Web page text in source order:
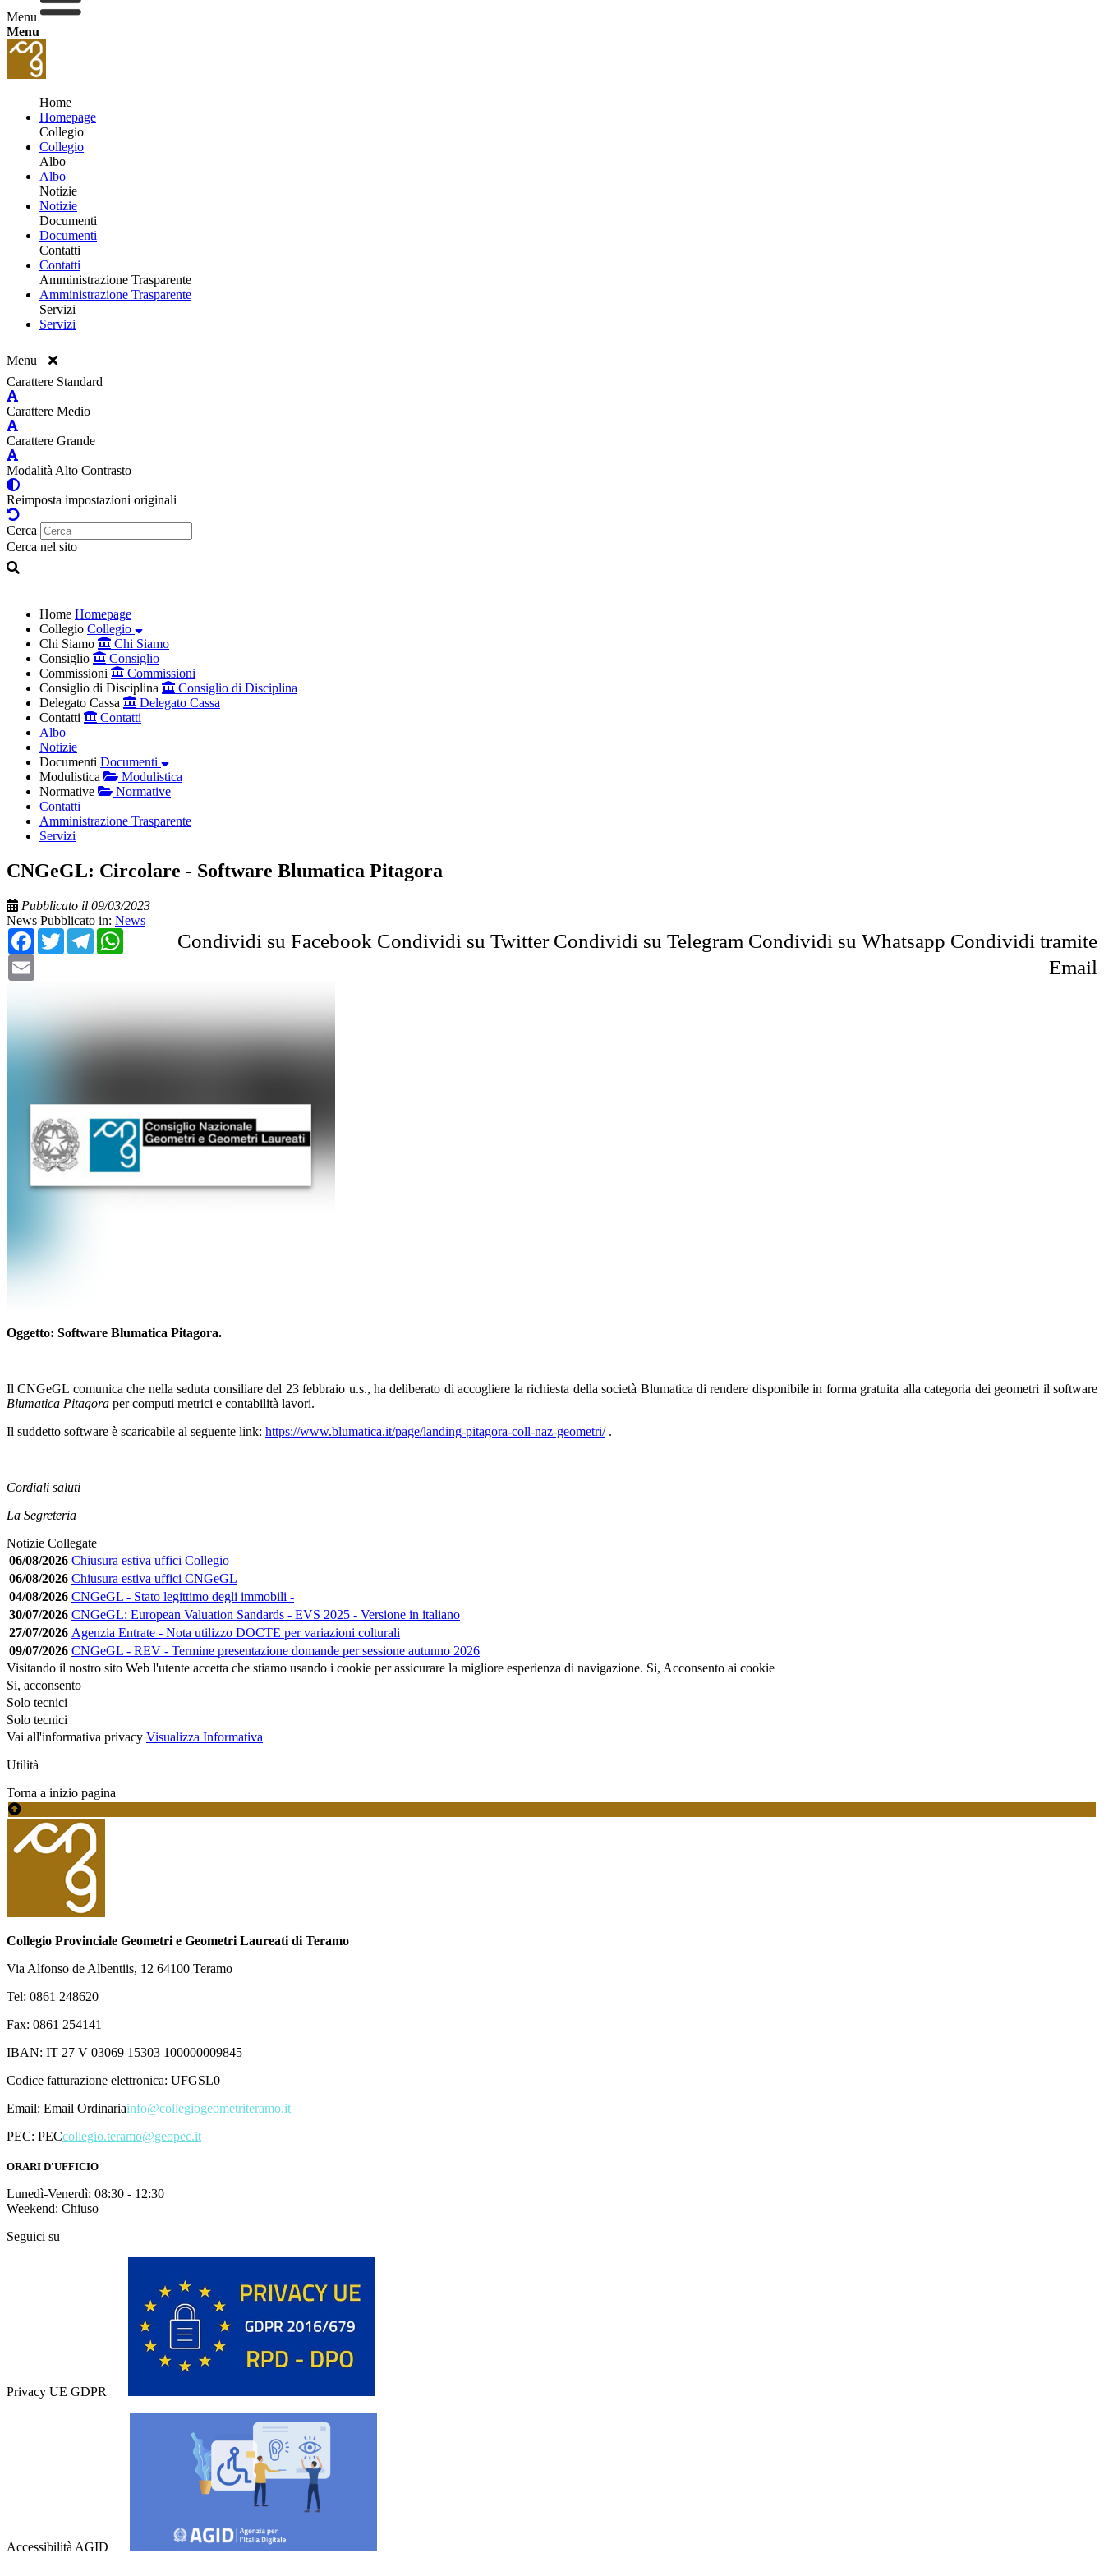
Menu
Menu
Home
Homepage
Collegio
Collegio
Albo
Albo
Notizie
Notizie
Documenti
Documenti
Contatti
Contatti
Amministrazione Trasparente
Amministrazione Trasparente
Servizi
Servizi
Menu
Carattere Standard
Carattere Medio
Carattere Grande
Modalità Alto Contrasto
Reimposta impostazioni originali
Cerca
Cerca nel sito
Home Homepage
Collegio Collegio
Chi Siamo
Chi Siamo
Consiglio
Consiglio
Commissioni
Commissioni
Consiglio di Disciplina
Consiglio di Disciplina
Delegato Cassa
Delegato Cassa
Contatti
Contatti
Albo
Notizie
Documenti Documenti
Modulistica
Modulistica
Normative
Normative
Contatti
Amministrazione Trasparente
Servizi
CNGeGL: Circolare - Software Blumatica Pitagora
Pubblicato il 09/03/2023
News Pubblicato in: News
Condividi su Facebook
Facebook Condividi su Twitter
Twitter Condividi su Telegram
Telegram Condividi su Whatsapp
WhatsApp
Condividi tramite
Email
Email
Oggetto: Software Blumatica Pitagora.
Il CNGeGL comunica che nella seduta consiliare del 23 febbraio u.s., ha deliberato di accogliere la richiesta della società Blumatica di rendere disponibile in forma gratuita alla categoria dei geometri il software
Blumatica Pitagora per computi metrici e contabilità lavori.
Il suddetto software è scaricabile al seguente link: https://www.blumatica.it/page/landing-pitagora-coll-naz-geometri/.
Cordiali saluti
La Segreteria
Notizie Collegate
06/08/2026 Chiusura estiva uffici Collegio
06/08/2026 Chiusura estiva uffici CNGeGL
04/08/2026 CNGeGL - Stato legittimo degli immobili -
30/07/2026 CNGeGL: European Valuation Sandards - EVS 2025 - Versione in italiano
27/07/2026 Agenzia Entrate - Nota utilizzo DOCTE per variazioni colturali
09/07/2026 CNGeGL - REV - Termine presentazione domande per sessione autunno 2026
Visitando il nostro sito Web l'utente accetta che stiamo usando i cookie per assicurare la migliore esperienza di navigazione. Si, Acconsento ai cookie
Si, acconsento
Solo tecnici
Solo tecnici
Vai all'informativa privacy Visualizza Informativa
Utilità
Torna a inizio pagina
Collegio Provinciale Geometri e Geometri Laureati di Teramo
Via Alfonso de Albentiis, 12 64100 Teramo
Tel: 0861 248620
Fax: 0861 254141
IBAN: IT 27 V 03069 15303 100000009845
Codice fatturazione elettronica: UFGSL0
Email: Email Ordinariainfo@collegiogeometriteramo.it
PEC: PECcollegio.teramo@geopec.it
ORARI D'UFFICIO
Lunedì-Venerdì: 08:30 - 12:30
Weekend: Chiuso
Seguici su
Privacy UE GDPR
Accessibilità AGID